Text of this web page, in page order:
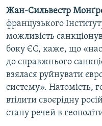
Жан-Сильвестр
французького
можливість
боку ЄС, каже, що
до справжнього
взялася руйнувати
систему». Натомість,
втілити своєрідну
стану речей в